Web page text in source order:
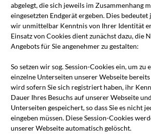
abgelegt, die sich jeweils im Zusammenhang
eingesetzten Endgerät ergeben. Dies bedeutet
wir unmittelbar Kenntnis von Ihrer Identität
Einsatz von Cookies dient zunächst dazu, die
Angebots für Sie angenehmer zu gestalten:
So setzen wir sog. Session-Cookies ein, um zu
einzelne Unterseiten unserer Webseite bereits
wird sofern Sie sich registriert haben, ihr
Dauer Ihres Besuchs auf unserer Webseite
Unterseiten gespeichert, so dass Sie es nicht
eingeben müssen. Diese Session-Cookies
unserer Webseite automatisch gelöscht.